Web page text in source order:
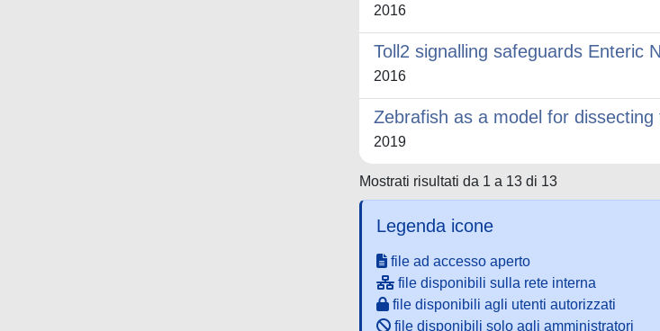
2016
Toll2 signalling safeguards Enteric
2016
Zebrafish as a model for
2019
Mostrati risultati da 1 a 13 di 13
Legenda icone
file ad accesso aperto
file disponibili sulla rete interna
file disponibili agli utenti autorizzati
file disponibili solo agli amministratori